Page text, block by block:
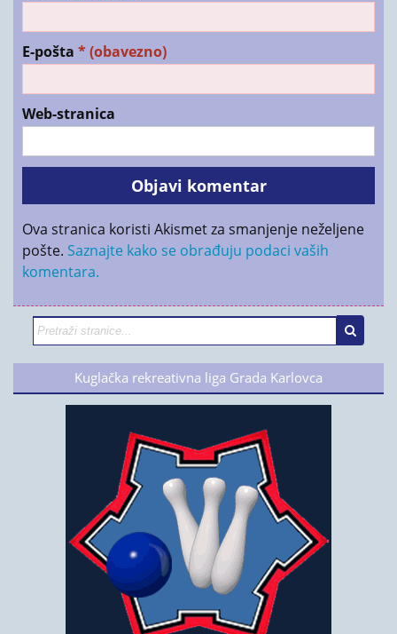
E-pošta * (obavezno)
Web-stranica
Ova stranica koristi Akismet za smanjenje neželjene
pošte. Saznajte kako se obrađuju podaci vaših
komentara.
Kuglačka rekreativna liga Grada Karlovca